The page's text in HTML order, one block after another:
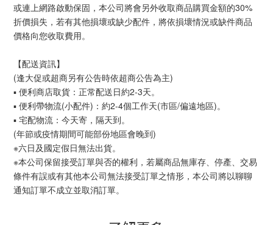
或連上網路啟動保固，本公司將會另外收取商品購買金額的30%
折價損失，若有其他損壞或缺少配件，將依損壞情況或缺件商品
價格向您收取費用。
【配送資訊】
(逢大促或超商另有公告時依超商公告為主)
▪ 便利商店取貨：正常配送日約2-3天。
▪ 便利帶物流(小配件)：約2-4個工作天(市區/偏遠地區)。
▪ 宅配物流：今天寄，隔天到。
(年節或疫情期間可能部份地區會晚到)
※六日及國定假日無法出貨。
※本公司保留接受訂單與否的權利，若屬商品無庫存、停產、交易
條件有誤或有其他本公司無法接受訂單之情形，本公司將以聊聊
通知訂單不成立並取消訂單。